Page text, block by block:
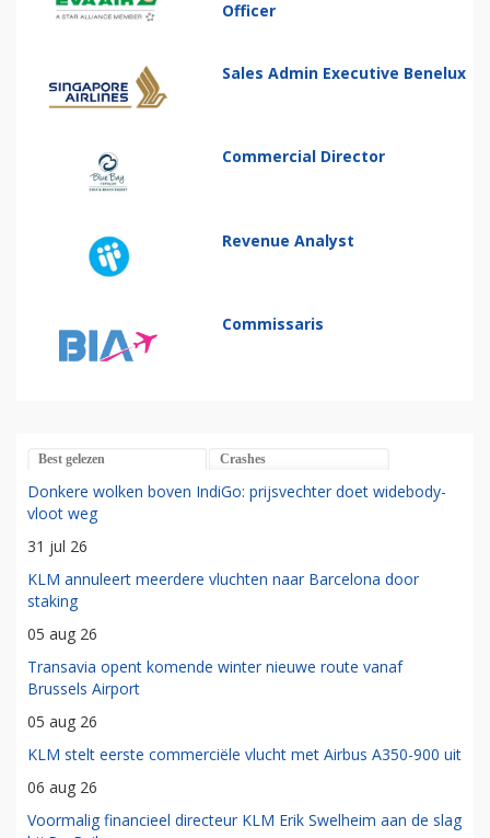
Officer
Sales Admin Executive Benelux
Commercial Director
Revenue Analyst
Commissaris
Best gelezen Crashes
Donkere wolken boven IndiGo: prijsvechter doet widebody-
vloot weg
31 jul 26
KLM annuleert meerdere vluchten naar Barcelona door
staking
05 aug 26
Transavia opent komende winter nieuwe route vanaf
Brussels Airport
05 aug 26
KLM stelt eerste commerciële vlucht met Airbus A350-900 uit
06 aug 26
Voormalig financieel directeur KLM Erik Swelheim aan de slag